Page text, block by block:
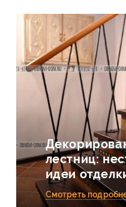
лестниц:
идеи
Смотреть